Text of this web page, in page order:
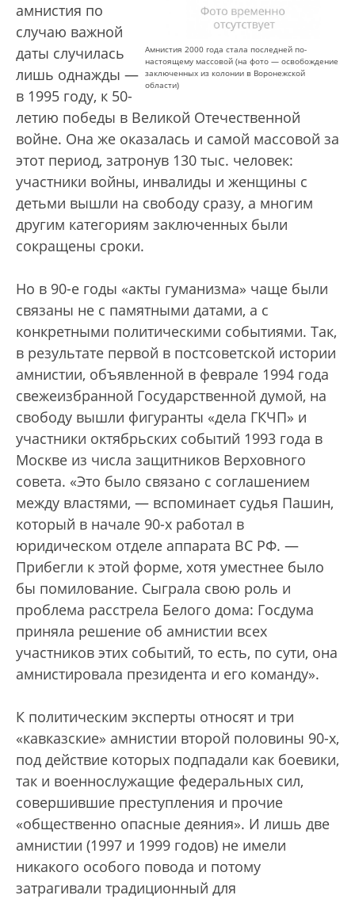
Амнистия 2000 года стала последней по-
настоящему массовой (на фото — освобождение
заключенных из колонии в Воронежской
области)
амнистия по
случаю важной
даты случилась
лишь однажды —
в 1995 году, к 50-
летию победы в Великой Отечественной
войне. Она же оказалась и самой массовой за
этот период, затронув 130 тыс. человек:
участники войны, инвалиды и женщины с
детьми вышли на свободу сразу, а многим
другим категориям заключенных были
сокращены сроки.
Но в 90-е годы «акты гуманизма» чаще были
связаны не с памятными датами, а с
конкретными политическими событиями. Так,
в результате первой в постсоветской истории
амнистии, объявленной в феврале 1994 года
свежеизбранной Государственной думой, на
свободу вышли фигуранты «дела ГКЧП» и
участники октябрьских событий 1993 года в
Москве из числа защитников Верховного
совета. «Это было связано с соглашением
между властями, — вспоминает судья Пашин,
который в начале 90-х работал в
юридическом отделе аппарата ВС РФ. —
Прибегли к этой форме, хотя уместнее было
бы помилование. Сыграла свою роль и
проблема расстрела Белого дома: Госдума
приняла решение об амнистии всех
участников этих событий, то есть, по сути, она
амнистировала президента и его команду».
К политическим эксперты относят и три
«кавказские» амнистии второй половины 90-х,
под действие которых подпадали как боевики,
так и военнослужащие федеральных сил,
совершившие преступления и прочие
«общественно опасные деяния». И лишь две
амнистии (1997 и 1999 годов) не имели
никакого особого повода и потому
затрагивали традиционный для